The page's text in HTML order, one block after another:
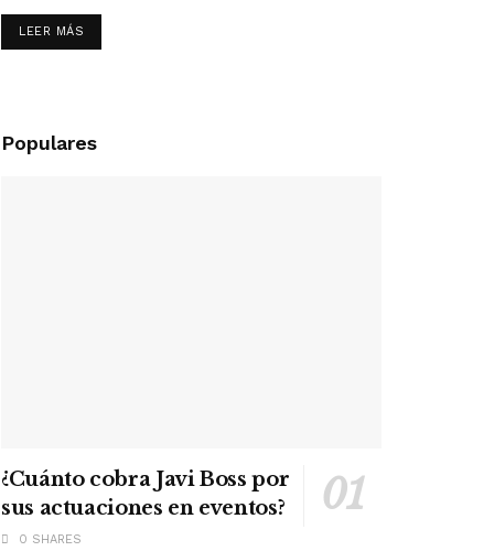
LEER MÁS
Populares
¿Cuánto cobra Javi Boss por
sus actuaciones en eventos?
0 SHARES